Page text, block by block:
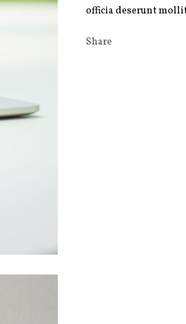
officia deserunt
Share